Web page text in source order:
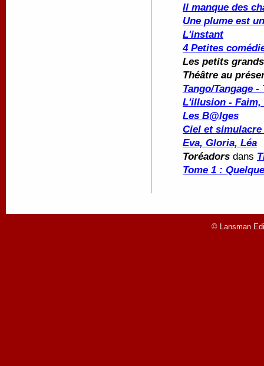
Il manque des
Une plume est
L'instant
4 Petites
Les petits
Théâtre au
Tango/Tangage
L'illusion - Faim,
Les B@lges
Ciel et simulacre
Eva, Gloria, Léa
Toréadors dans
Tome 1 :
© Lansman